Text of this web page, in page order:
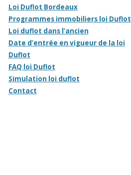
Loi Duflot Bordeaux
Programmes immobiliers loi Duflot
Loi duflot dans l’ancien
Date d’entrée en vigueur de la loi
Duflot
FAQ loi Duflot
Simulation loi duflot
Contact